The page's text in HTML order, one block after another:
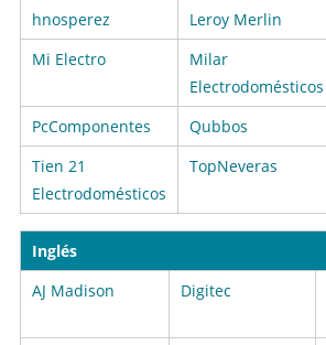
hnosperez Leroy Merlin
Mi Electro
Milar
Electrodomésticos
PcComponentes Qubbos
Tien 21
Electrodomésticos
TopNeveras
Inglés
AJ Madison
Digitec